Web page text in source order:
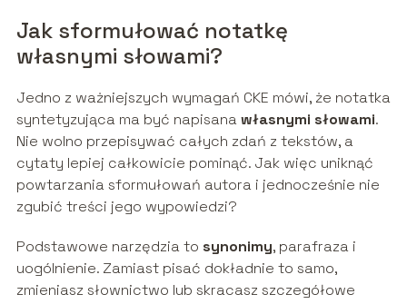
Jak sformułować notatkę
własnymi słowami?
Jedno z ważniejszych wymagań CKE mówi, że notatka
syntetyzująca ma być napisanawłasnymi słowami.
Nie wolno przepisywać całych zdań z tekstów, a
cytaty lepiej całkowicie pominąć. Jak więc uniknąć
powtarzania sformułowań autora i jednocześnie nie
zgubić treści jego wypowiedzi?
Podstawowe narzędzia to synonimy, parafraza i
uogólnienie. Zamiast pisać dokładnie to samo,
zmieniasz słownictwo lub skracasz szczegółowe